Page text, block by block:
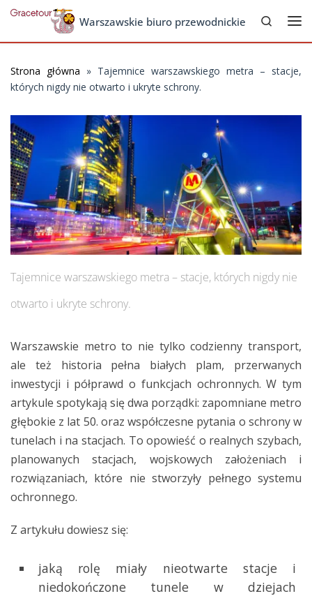
Skip to contentWarszawskie biuro przewodnickie
Search
Strona główna » Tajemnice warszawskiego metra – stacje,
których nigdy nie otwarto i ukryte schrony.
Tajemnice warszawskiego metra – stacje, których nigdy nie
otwarto i ukryte schrony.
Warszawskie metro to nie tylko codzienny transport,
ale też historia pełna białych plam, przerwanych
inwestycji i półprawd o funkcjach ochronnych. W tym
artykule spotykają się dwa porządki: zapomniane metro
głębokie z lat 50. oraz współczesne pytania o schrony w
tunelach i na stacjach. To opowieść o realnych szybach,
planowanych stacjach, wojskowych założeniach i
rozwiązaniach, które nie stworzyły pełnego systemu
ochronnego.
Z artykułu dowiesz się:
jaką rolę miały nieotwarte stacje i
niedokończone tunele w dziejach